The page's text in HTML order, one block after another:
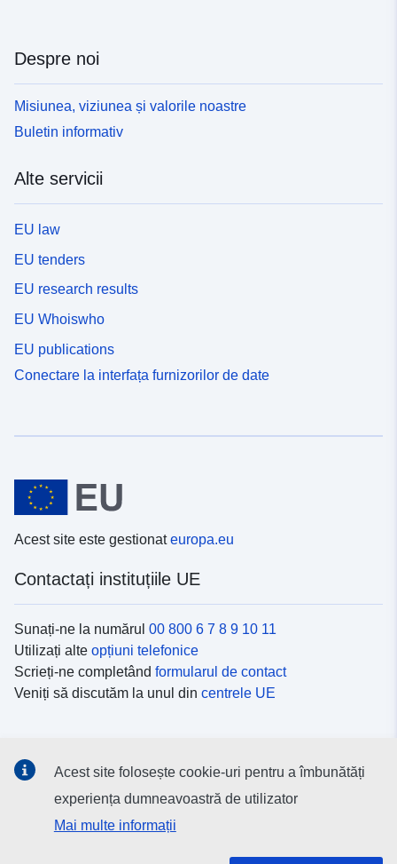
Despre noi
Misiunea, viziunea și valorile noastre
Buletin informativ
Alte servicii
EU law
EU tenders
EU research results
EU Whoiswho
EU publications
Conectare la interfața furnizorilor de date
Acest site este gestionateuropa.eu
Contactați instituțiile UE
Sunați-ne la numărul 00 800 6 7 8 9 10 11
Utilizați alte opțiuni telefonice
Scrieți-ne completând formularul de contact
Veniți să discutăm la unul din centrele UE
Descoperiți canalele UEpe rețelele sociale
Acest site folosește cookie-uri pentru a îmbunătăți
experiența dumneavoastră de utilizator
Mai multe informații